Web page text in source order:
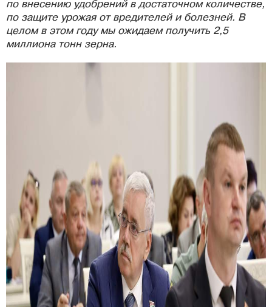
по внесению удобрений в достаточном количестве,
по защите урожая от вредителей и болезней. В
целом в этом году мы ожидаем получить 2,5
миллиона тонн зерна.